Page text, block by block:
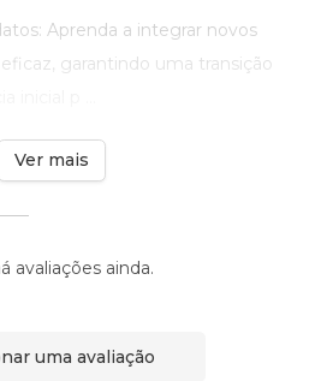
Aprenda a integrar novos
garantindo uma transição
Ver mais
avaliações ainda.
uma avaliação